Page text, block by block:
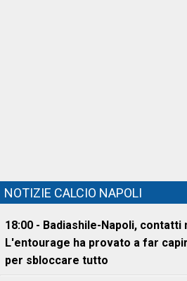
NOTIZIE CALCIO NAPOLI
18:00 - Badiashile-Napoli,
L'entourage ha provato a far
per sbloccare tutto